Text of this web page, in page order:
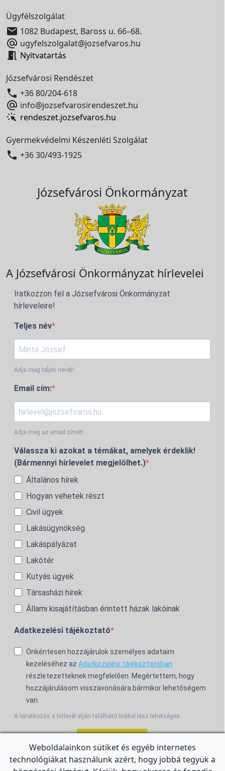
Ügyfélszolgálat
 1082 Budapest, Baross u. 66–68.
 ugyfelszolgalat@jozsefvaros.hu
 Nyitvatartás
Józsefvárosi Rendészet
 +36 80/204-618
 info@jozsefvarosirendeszet.hu
rendeszet.jozsefvaros.hu
Gyermekvédelmi Készenléti Szolgálat
 +36 30/493-1925
Józsefvárosi Önkormányzat
A Józsefvárosi Önkormányzat hírlevelei
Iratkozzon fel a Józsefvárosi Önkormányzat
hírleveleire!
Teljes név
Adja meg teljes nevét!
Email cím:
Adja meg az email címét!
Válassza ki azokat a témákat, amelyek érdeklik!
(Bármennyi hírlevelet megjelölhet.)
Általános hírek
Hogyan vehetek részt
Civil ügyek
Lakásügynökség
Lakáspályázat
Lakótér
Kutyás ügyek
Társasházi hírek
Állami kisajátításban érintett házak lakóinak
Adatkezelési tájékoztató
Önkéntesen hozzájárulok személyes adataim
kezeléséhez az Adatkezelési tájékoztatóban
részletezetteknek megfelelően. Megértettem, hogy
hozzájárulásom visszavonására bármikor lehetőségem
van.
A leiratkozás a hírlevél alján található linkkel lesz lehetséges.
For the English Newsletter, clickHERE.
Weboldalainkon sütiket és egyéb internetes
technológiákat használunk azért, hogy jobbá tegyük a